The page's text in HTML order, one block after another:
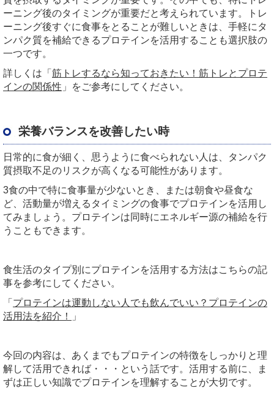
ーニング後のタイミングが重要だと考えられています。トレ
ーニング後すぐに食事をとることが難しいときは、手軽にタ
ンパク質を補給できるプロテインを活用することも選択肢の
一つです。
詳しくは「 筋トレするなら知っておきたい！筋トレとプロテ
インの関係性 」をご参考にしてください。
栄養バランスを改善したい時
日常的に食が細く、思うように食べられない人は、タンパク
質摂取不足のリスクが高くなる可能性があります。
3食の中で特に食事量が少ないとき、または朝食や昼食な
ど、活動量が増えるタイミングの食事でプロテインを活用し
てみましょう。プロテインは同時にエネルギー源の補給を行
うこともできます。
食生活のタイプ別にプロテインを活用する方法はこちらの記
事を参考にしてください。
「 プロテインは運動しない人でも飲んでいい？プロテインの
活用法を紹介！
」
今回の内容は、あくまでもプロテインの特徴をしっかりと理
解して活用できれば・・・という話です。活用する前に、ま
ずは正しい知識でプロテインを理解することが大切です。